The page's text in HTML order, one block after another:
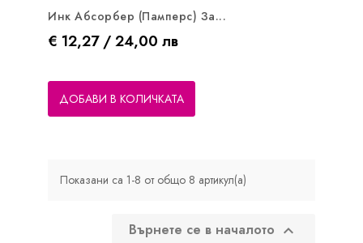
Инк Абсорбер (памперс) За...
Цена
€ 12,27 / 24,00 лв
ДОБАВИ В КОЛИЧКАТА
Показани са 1-8 от общо 8 артикул(а)
Върнете се в началото 